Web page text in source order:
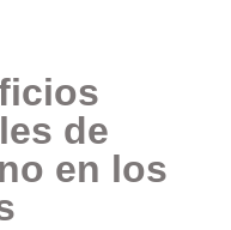
de
en los